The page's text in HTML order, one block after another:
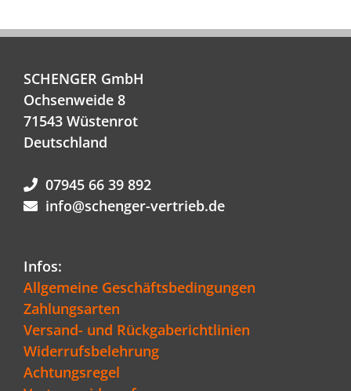
SCHENGER GmbH
Ochsenweide 8
71543 Wüstenrot
Deutschland
07945 66 39 892
info@schenger-vertrieb.de
Infos:
Allgemeine Geschäftsbedingungen
Zahlungsarten
Versand- und Rückgaberichtlinien
Widerrufsbelehrung
Achtungsregel